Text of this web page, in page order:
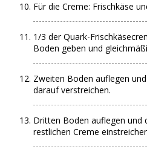
Für die Creme: Frischkäse
1/3 der Quark-
Boden geben und
Zweiten Boden auflegen
darauf verstreichen.
Dritten Boden auflegen und
restlichen Creme